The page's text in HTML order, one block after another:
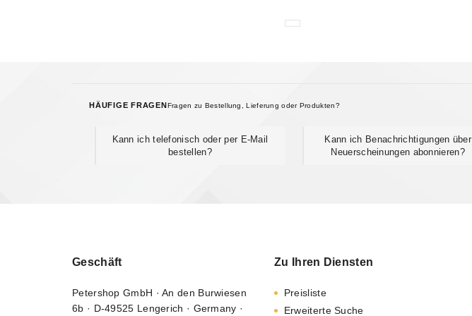
HÄUFIGE FRAGENFragen zu Bestellung, Lieferung oder Produkten?
Kann ich telefonisch oder per E-Mail
bestellen?
Kann ich Benachrichtigungen über
Neuerscheinungen abonnieren?
Geschäft
Petershop GmbH · An den Burwiesen
6b · D-49525 Lengerich · Germany ·
Zu Ihren Diensten
Preisliste
Erweiterte Suche